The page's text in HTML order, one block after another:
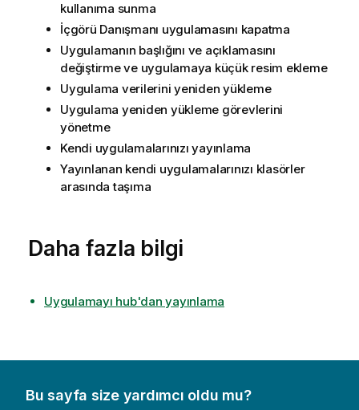
kullanıma sunma
İçgörü Danışmanı uygulamasını kapatma
Uygulamanın başlığını ve açıklamasını
değiştirme ve uygulamaya küçük resim ekleme
Uygulama verilerini yeniden yükleme
Uygulama yeniden yükleme görevlerini
yönetme
Kendi uygulamalarınızı yayınlama
Yayınlanan kendi uygulamalarınızı klasörler
arasında taşıma
Daha fazla bilgi
Uygulamayı hub'dan yayınlama
Bu sayfa size yardımcı oldu mu?